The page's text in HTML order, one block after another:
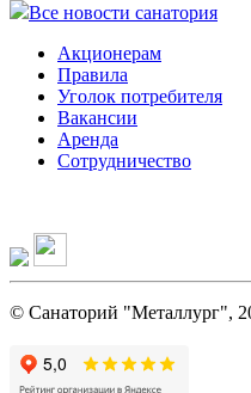
Все новости санатория
Акционерам
Правила
Уголок потребителя
Вакансии
Аренда
Сотрудничество
© Санаторий "Металлург",